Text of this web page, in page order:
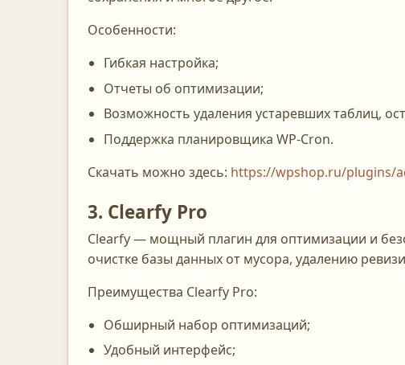
Особенности:
Гибкая настройка;
Отчеты об оптимизации;
Возможность удаления устаревших таблиц,
Поддержка планировщика WP-Cron.
Скачать можно здесь: https://wpshop.ru/plugins/
3. Clearfy Pro
Clearfy — мощный плагин для оптимизации и
очистке базы данных от мусора, удалению
Преимущества Clearfy Pro:
Обширный набор оптимизаций;
Удобный интерфейс;